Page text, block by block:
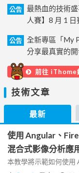
公告
最熱血的技術
人賽】8 月 1 日
公告
全新專區「My
分享最真實的
前往 iThome
技術文章
最新
使用 Angular、
混合式影像分析應
本教學將示範如何使用